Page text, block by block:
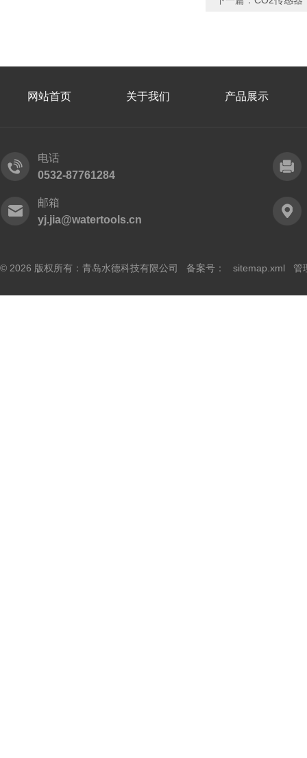
网站首页 关于我们 产品展示
电话
0532-87761284
邮箱
yj.jia@watertools.cn
© 2026 版权所有：青岛水德科技有限公司 备案号： sitemap.xml 管